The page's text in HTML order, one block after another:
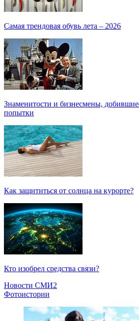
Самая трендовая обувь лета – 2026
Знаменитости и бизнесмены,
попытки
Как защититься от солнца на курорте?
Кто изобрел средства связи?
Новости СМИ2
Фотоистории